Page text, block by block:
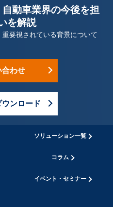
動車業界の今後を担
を解説
要視されている背景について
合わせ
ウンロード
ソリューション一覧
コラム
イベント・セミナー